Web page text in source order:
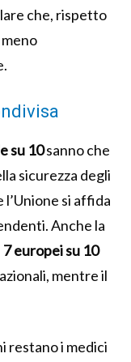
che, rispetto
su 10sanno che
sicurezza degli
l’Unione si affida
Anche la
7 europei su 10
mentre il
restano i medici